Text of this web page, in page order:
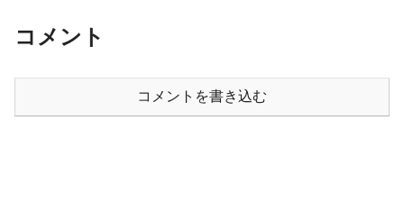
コメント
コメントを書き込む